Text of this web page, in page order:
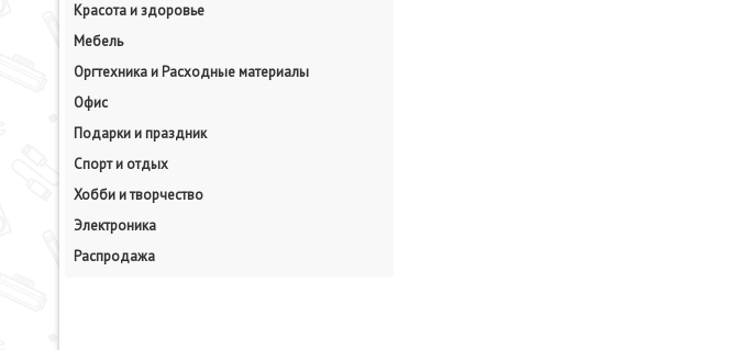
Красота и здоровье
Мебель
Оргтехника и Расходные материалы
Офис
Подарки и праздник
Спорт и отдых
Хобби и творчество
Электроника
Распродажа